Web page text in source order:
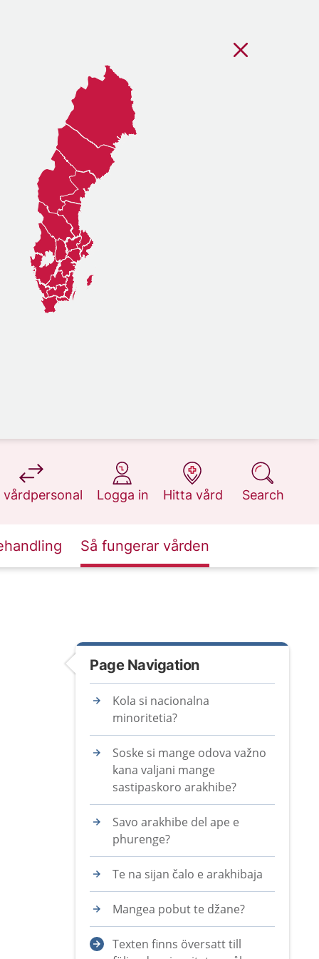
vårdpersonal
at 1177.se
Logga in
at 1177.se
Hitta vård
at 1177.se
Search
at 1177.se
Så fungerar vården
Page Navigation
Kola si nacionalna
minoritetia?
Soske si mange odova važno
kana valjani mange
sastipaskoro arakhibe?
Savo arakhibe del ape e
phurenge?
Te na sijan čalo e arakhibaja
Mangea pobut te džane?
Texten finns översatt till